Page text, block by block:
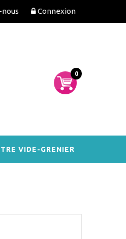
Connexion
0
VIDE-GRENIER